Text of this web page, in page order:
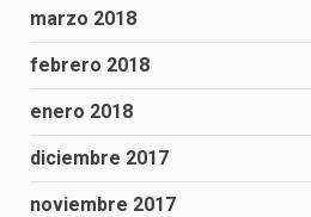
marzo 2018
febrero 2018
enero 2018
diciembre 2017
noviembre 2017